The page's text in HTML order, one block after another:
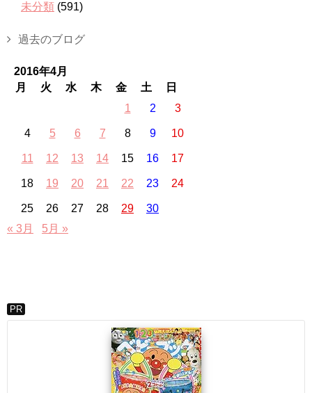
未分類 (591)
過去のブログ
2016年4月
月
火 水 木 金 土
日
1
2 3
4 5 6 7 8 9 10
11 12 13 14 15 16 17
18 19 20 21 22 23 24
25 26 27 28 29
30
« 3月
5月 »
PR